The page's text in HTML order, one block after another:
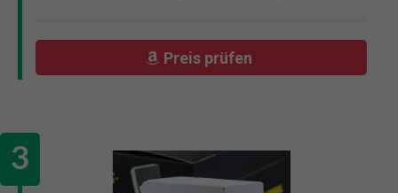
Preis prüfen